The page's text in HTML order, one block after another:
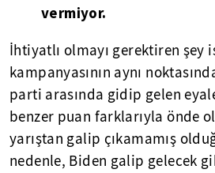
vermiyor.
İhtiyatlı olmayı gerektiren şey
kampanyasının aynı
parti arasında gidip gelen
benzer puan farklarıyla önde
yarıştan galip çıkamamış
nedenle, Biden galip gelecek